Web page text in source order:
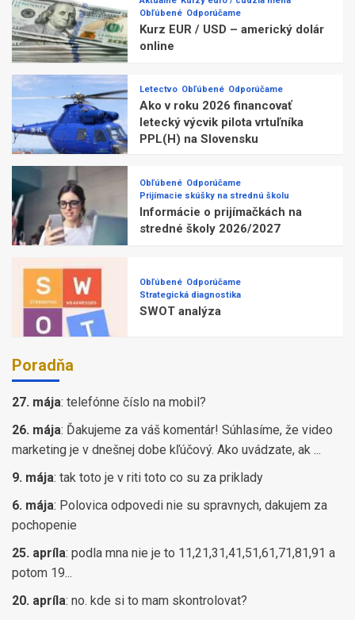
Obľúbené Odporúčame
Kurz EUR / USD – americký dolár
online
Letectvo Obľúbené Odporúčame
Ako v roku 2026 financovať
letecký výcvik pilota vrtuľníka
PPL(H) na Slovensku
Obľúbené Odporúčame
Prijímacie skúšky na strednú školu
Informácie o prijímačkách na
stredné školy 2026/2027
Obľúbené Odporúčame
Strategická diagnostika
SWOT analýza
Poradňa
27. mája: telefónne číslo na mobil?
26. mája: Ďakujeme za váš komentár! Súhlasíme, že video
marketing je v dnešnej dobe kľúčový. Ako uvádzate, ak ...
9. mája: tak toto je v riti toto co su za priklady
6. mája: Polovica odpovedi nie su spravnych, dakujem za
pochopenie
25. apríla: podla mna nie je to 11,21,31,41,51,61,71,81,91 a
potom 19...
20. apríla: no. kde si to mam skontrolovat?